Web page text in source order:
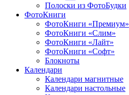
Полоски из ФотоБудки
ФотоКниги
ФотоКниги «Премиум»
ФотоКниги «Слим»
ФотоКниги «Лайт»
ФотоКниги «Софт»
Блокноты
Календари
Календари магнитные
Календари настольные